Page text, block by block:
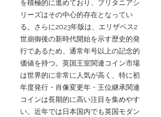
を積極的に進めており、ブリタニアシ
リーズはその中心的存在となってい
る。さらに2023年版は、エリザベス2
世崩御後の新時代開始を示す歴史的発
行であるため、通常年号以上の記念的
価値を持つ。英国王室関連コイン市場
は世界的に非常に人気が高く、特に初
年度発行・肖像変更年・王位継承関連
コインは長期的に高い注目を集めやす
い。近年では日本国内でも英国モダン